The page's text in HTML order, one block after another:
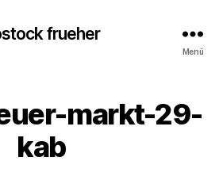
frueher
Menü
markt-29-
kab